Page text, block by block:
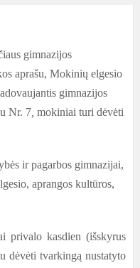
gimnazijos
aprašu, Mokinių elgesio
gimnazijos
Nr. 7 mokiniai turi dėvėti
ir pagarbos gimnazijai,
aprangos kultūros,
privalo kasdien (išskyrus
dėvėti tvarkingą nustatyto